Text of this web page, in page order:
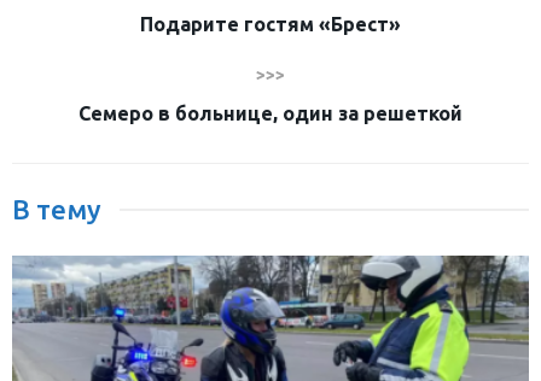
Подарите гостям «Брест»
>>>
Семеро в больнице, один за решеткой
В тему